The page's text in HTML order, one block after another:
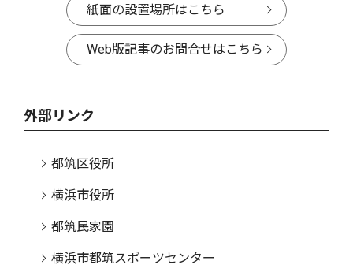
紙面の設置場所はこちら
Web版記事のお問合せはこちら
外部リンク
都筑区役所
横浜市役所
都筑民家園
横浜市都筑スポーツセンター